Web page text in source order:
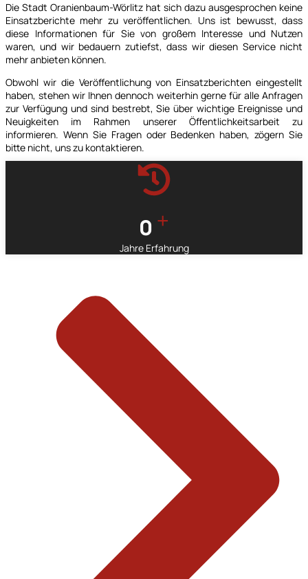
Die Stadt Oranienbaum-Wörlitz hat sich dazu ausgesprochen keine
Einsatzberichte mehr zu veröffentlichen. Uns ist bewusst, dass
diese Informationen für Sie von großem Interesse und Nutzen
waren, und wir bedauern zutiefst, dass wir diesen Service nicht
mehr anbieten können.
Obwohl wir die Veröffentlichung von Einsatzberichten eingestellt
haben, stehen wir Ihnen dennoch weiterhin gerne für alle Anfragen
zur Verfügung und sind bestrebt, Sie über wichtige Ereignisse und
Neuigkeiten im Rahmen unserer Öffentlichkeitsarbeit zu
informieren. Wenn Sie Fragen oder Bedenken haben, zögern Sie
bitte nicht, uns zu kontaktieren.
0 +
Jahre Erfahrung